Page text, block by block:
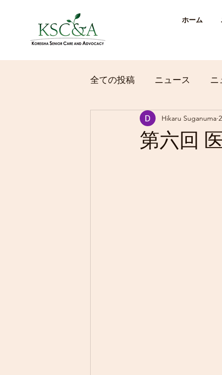
ホーム
全ての投稿 ニュース ニ
第六回
Hikaru Suganuma